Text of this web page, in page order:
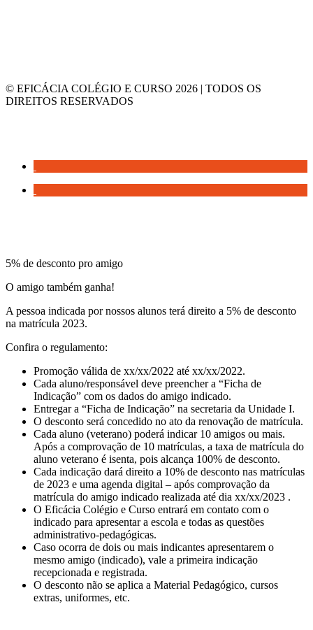
© EFICÁCIA COLÉGIO E CURSO 2026 | TODOS OS
DIREITOS RESERVADOS
5% de desconto pro amigo
O amigo também ganha!
A pessoa indicada por nossos alunos terá direito a 5% de desconto
na matrícula 2023.
Confira o regulamento:
Promoção válida de xx/xx/2022 até xx/xx/2022.
Cada aluno/responsável deve preencher a “Ficha de
Indicação” com os dados do amigo indicado.
Entregar a “Ficha de Indicação” na secretaria da Unidade I.
O desconto será concedido no ato da renovação de matrícula.
Cada aluno (veterano) poderá indicar 10 amigos ou mais.
Após a comprovação de 10 matrículas, a taxa de matrícula do
aluno veterano é isenta, pois alcança 100% de desconto.
Cada indicação dará direito a 10% de desconto nas matrículas
de 2023 e uma agenda digital – após comprovação da
matrícula do amigo indicado realizada até dia xx/xx/2023 .
O Eficácia Colégio e Curso entrará em contato com o
indicado para apresentar a escola e todas as questões
administrativo-pedagógicas.
Caso ocorra de dois ou mais indicantes apresentarem o
mesmo amigo (indicado), vale a primeira indicação
recepcionada e registrada.
O desconto não se aplica a Material Pedagógico, cursos
extras, uniformes, etc.